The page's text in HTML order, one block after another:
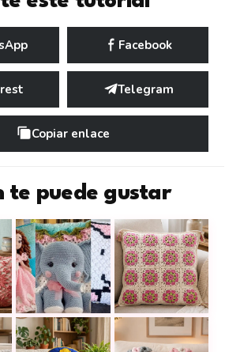
Facebook
Telegram
Copiar enlace
te puede gustar
que llenan salas, camas y
15 cojines a crochet para
Cojín a crochet